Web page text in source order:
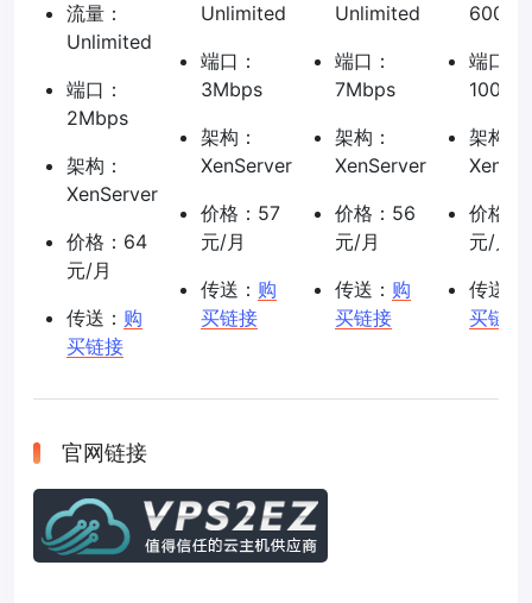
流量：
Unlimited
端口：
2Mbps
架构：
XenServer
价格：64
元/月
传送： 购
买链接
Unlimited
端口：
3Mbps
架构：
XenServer
价格：57
元/月
传送： 购
买链接
Unlimited
端口：
7Mbps
架构：
XenServer
价格：56
元/月
传送： 购
买链接
600GB
端口：
架构：
价格
元/月
传送：
买链接
官网链接